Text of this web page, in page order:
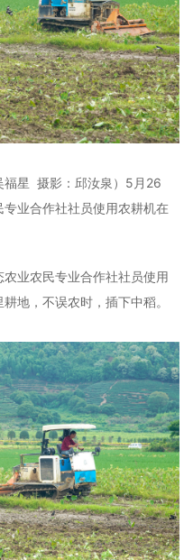
福星 摄影：邱汝泉）5月26
业合作社社员使用农耕机在
业农民专业合作社社员使用
地，不误农时，插下中稻。